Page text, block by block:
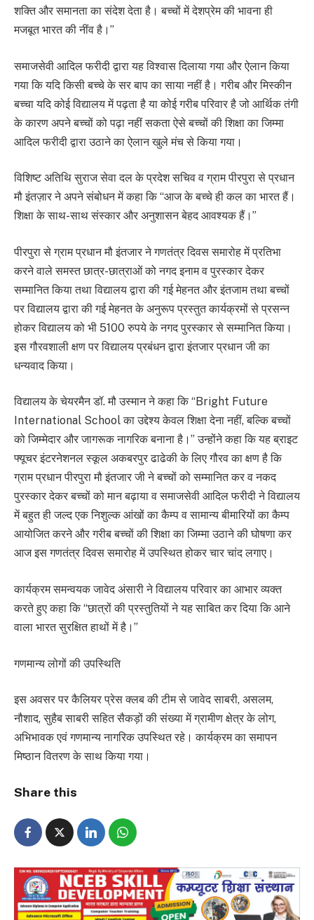
शक्ति और समानता का संदेश देता है। बच्चों में देशप्रेम की भावना ही
मजबूत भारत की नींव है।”
समाजसेवी आदिल फरीदी द्वारा यह विश्वास दिलाया गया और ऐलान किया
गया कि यदि किसी बच्चे के सर बाप का साया नहीं है। गरीब और मिस्कीन
बच्चा यदि कोई विद्यालय में पढ़ता है या कोई गरीब परिवार है जो आर्थिक तंगी
के कारण अपने बच्चों को पढ़ा नहीं सकता ऐसे बच्चों की शिक्षा का जिम्मा
आदिल फरीदी द्वारा उठाने का ऐलान खुले मंच से किया गया।
विशिष्ट अतिथि सुराज सेवा दल के प्रदेश सचिव व ग्राम पीरपुरा से प्रधान
मौ इंतज़ार ने अपने संबोधन में कहा कि “आज के बच्चे ही कल का भारत हैं।
शिक्षा के साथ-साथ संस्कार और अनुशासन बेहद आवश्यक हैं।”
पीरपुरा से ग्राम प्रधान मौ इंतजार ने गणतंत्र दिवस समारोह में प्रतिभा
करने वाले समस्त छात्र-छात्राओं को नगद इनाम व पुरस्कार देकर
सम्मानित किया तथा विद्यालय द्वारा की गई मेहनत और इंतजाम तथा बच्चों
पर विद्यालय द्वारा की गई मेहनत के अनुरूप प्रस्तुत कार्यक्रमों से प्रसन्न
होकर विद्यालय को भी 5100 रुपये के नगद पुरस्कार से सम्मानित किया।
इस गौरवशाली क्षण पर विद्यालय प्रबंधन द्वारा इंतजार प्रधान जी का
धन्यवाद किया।
विद्यालय के चेयरमैन डॉ. मौ उस्मान ने कहा कि “Bright Future
International School का उद्देश्य केवल शिक्षा देना नहीं, बल्कि बच्चों
को जिम्मेदार और जागरूक नागरिक बनाना है।” उन्होंने कहा कि यह ब्राइट
फ्यूचर इंटरनेशनल स्कूल अकबरपुर ढाढेकी के लिए गौरव का क्षण है कि
ग्राम प्रधान पीरपुरा मौ इंतजार जी ने बच्चों को सम्मानित कर व नकद
पुरस्कार देकर बच्चों को मान बढ़ाया व समाजसेवी आदिल फरीदी ने विद्यालय
में बहुत ही जल्द एक निशुल्क आंखों का कैम्प व सामान्य बीमारियों का कैम्प
आयोजित करने और गरीब बच्चों की शिक्षा का जिम्मा उठाने की घोषणा कर
आज इस गणतंत्र दिवस समारोह में उपस्थित होकर चार चांद लगाए।
कार्यक्रम समन्वयक जावेद अंसारी ने विद्यालय परिवार का आभार व्यक्त
करते हुए कहा कि “छात्रों की प्रस्तुतियों ने यह साबित कर दिया कि आने
वाला भारत सुरक्षित हाथों में है।”
गणमान्य लोगों की उपस्थिति
इस अवसर पर कैलियर प्रेस क्लब की टीम से जावेद साबरी, असलम,
नौशाद, सुहैब साबरी सहित सैकड़ों की संख्या में ग्रामीण क्षेत्र के लोग,
अभिभावक एवं गणमान्य नागरिक उपस्थित रहे। कार्यक्रम का समापन
मिष्ठान वितरण के साथ किया गया।
Share this